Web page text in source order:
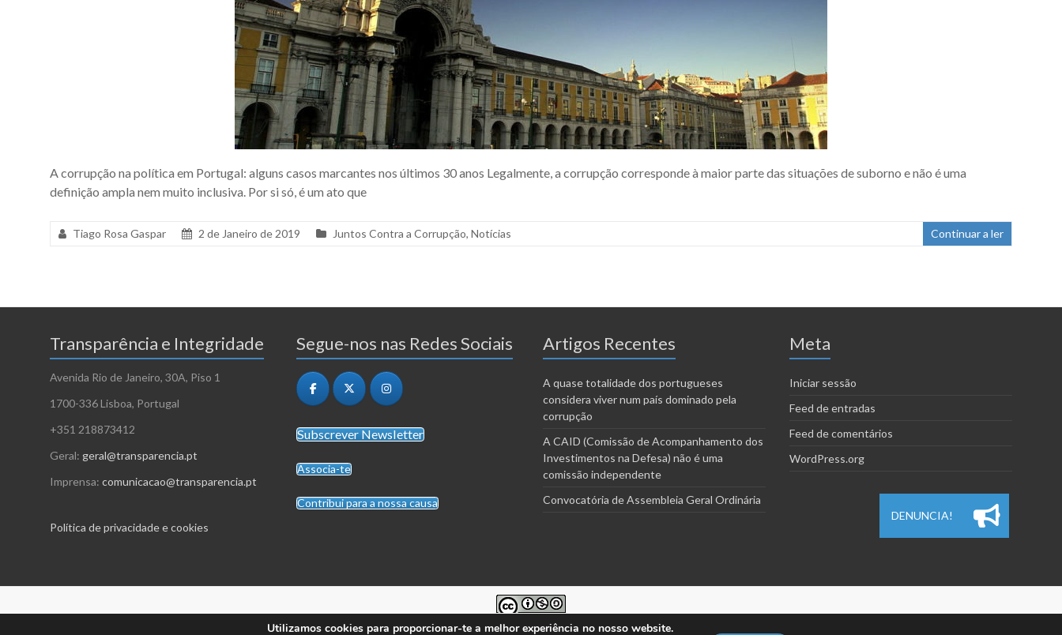
A corrupção na política em Portugal: alguns casos marcantes nos últimos 30 anos Legalmente, a corrupção corresponde à maior parte das situações de suborno e não é uma
definição ampla nem muito inclusiva. Por si só, é um ato que
Tiago Rosa Gaspar 2 de Janeiro de 2019 Juntos Contra a Corrupção, Notícias Continuar a ler
Transparência e Integridade
Avenida Rio de Janeiro, 30A, Piso 1
1700-336 Lisboa, Portugal
+351 218873412
Geral: geral@transparencia.pt
Imprensa: comunicacao@transparencia.pt
Política de privacidade e cookies
Segue-nos nas Redes Sociais
Subscrever Newsletter
Associa-te
Contribui para a nossa causa
Artigos Recentes
A quase totalidade dos portugueses
considera viver num país dominado pela
corrupção
A CAID (Comissão de Acompanhamento dos
Investimentos na Defesa) não é uma
comissão independente
Convocatória de Assembleia Geral Ordinária
Meta
Iniciar sessão
Feed de entradas
Feed de comentários
WordPress.org
Utilizamos cookies para proporcionar-te a melhor experiência no nosso website.